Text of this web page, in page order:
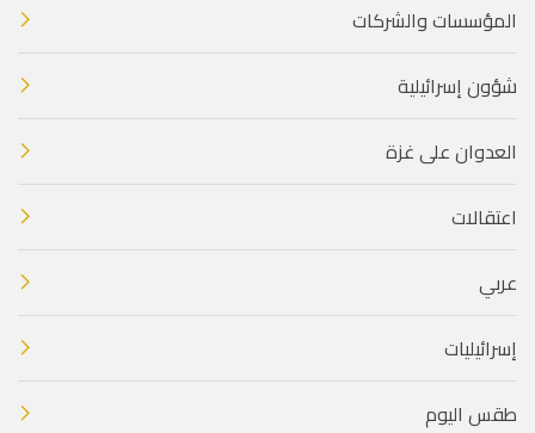
المؤسسات والشركات
شؤون إسرائيلية
العدوان على غزة
اعتقالات
عربي
إسرائيليات
طقس اليوم